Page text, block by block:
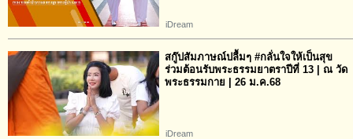
iDream
สกู๊ปสัมภาษณ์ปลื้มๆ #กลั่นใจให้เป็นสุข
ร่วมต้อนรับพระธรรมยาตราปีที่ 13 | ณ วัด
พระธรรมกาย | 26 ม.ค.68
iDream